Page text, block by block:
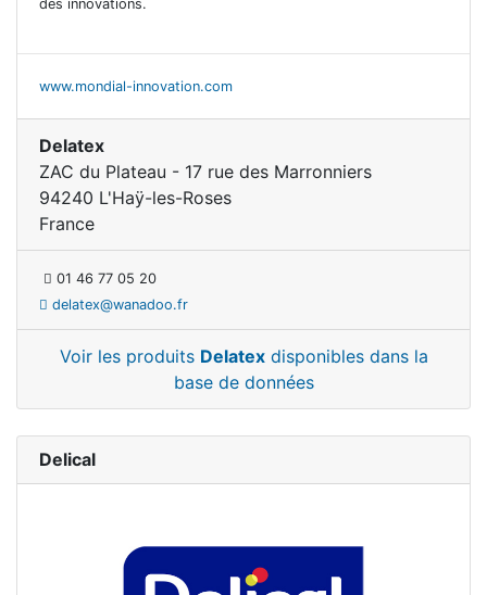
des innovations.
www.mondial-innovation.com
Delatex
ZAC du Plateau - 17 rue des Marronniers
94240 L'Haÿ-les-Roses
France
01 46 77 05 20
delatex@wanadoo.fr
Voir les produits Delatexdisponibles dans la
base de données
Delical